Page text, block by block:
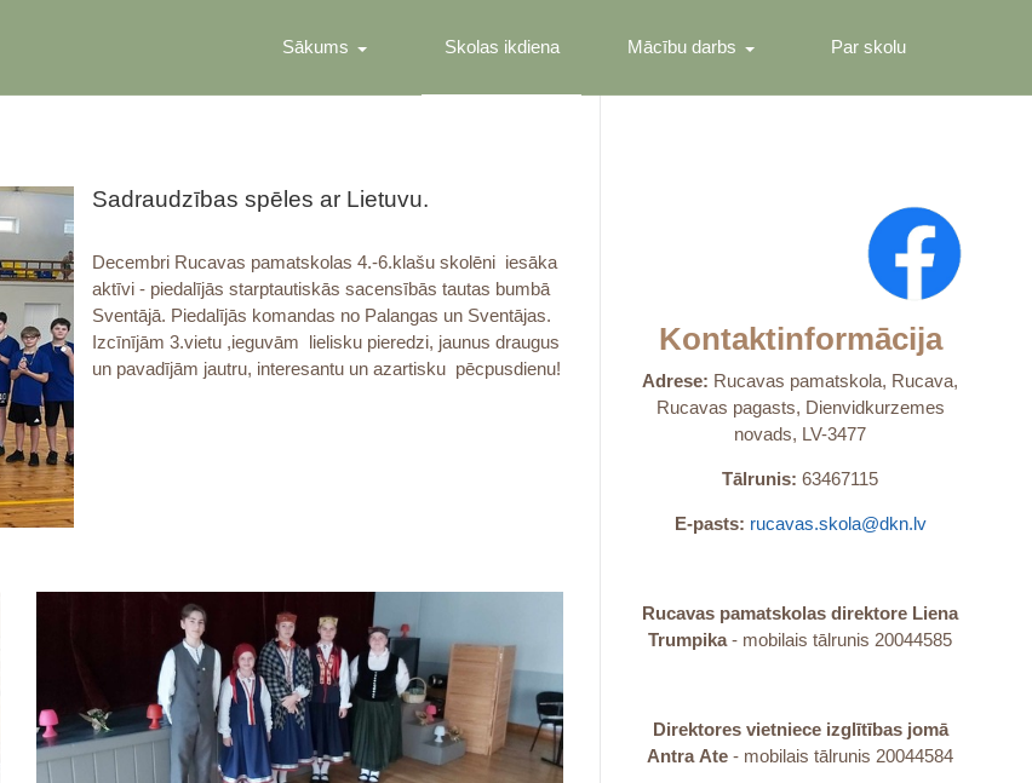
Sākums Skolas ikdiena Mācību darbs Par skolu
Sadraudzības spēles ar Lietuvu.
Decembri Rucavas pamatskolas 4.-6.klašu skolēni iesāka
aktīvi - piedalījās starptautiskās sacensībās tautas bumbā
Sventājā. Piedalījās komandas no Palangas un Sventājas.
Izcīnījām 3.vietu ,ieguvām lielisku pieredzi, jaunus draugus
un pavadījām jautru, interesantu un azartisku pēcpusdienu!
Kontaktinformācija
Adrese: Rucavas pamatskola, Rucava,
Rucavas pagasts, Dienvidkurzemes
novads, LV-3477
Tālrunis: 63467115
E-pasts: rucavas.skola@dkn.lv
Rucavas pamatskolas direktore Liena
Trumpika- mobilais tālrunis 20044585
Direktores vietniece izglītības jomā
Antra Ate - mobilais tālrunis 20044584